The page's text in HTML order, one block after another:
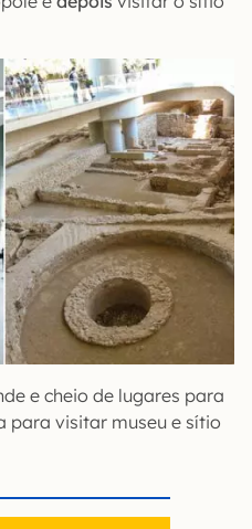
e cheio de lugares para
para visitar museu e sítio